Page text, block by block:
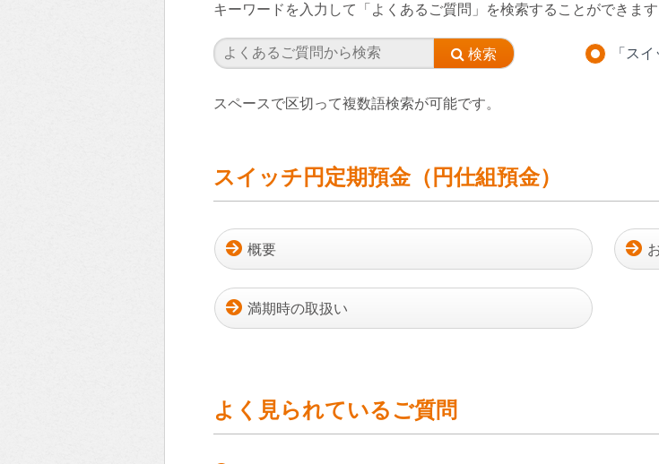
キーワードを入力して「よくあるご質問」を検索することができます
「ス
スペースで区切って複数語検索が可能です。
スイッチ円定期預金（円仕組預金）
概要
満期時の取扱い
よく見られているご質問